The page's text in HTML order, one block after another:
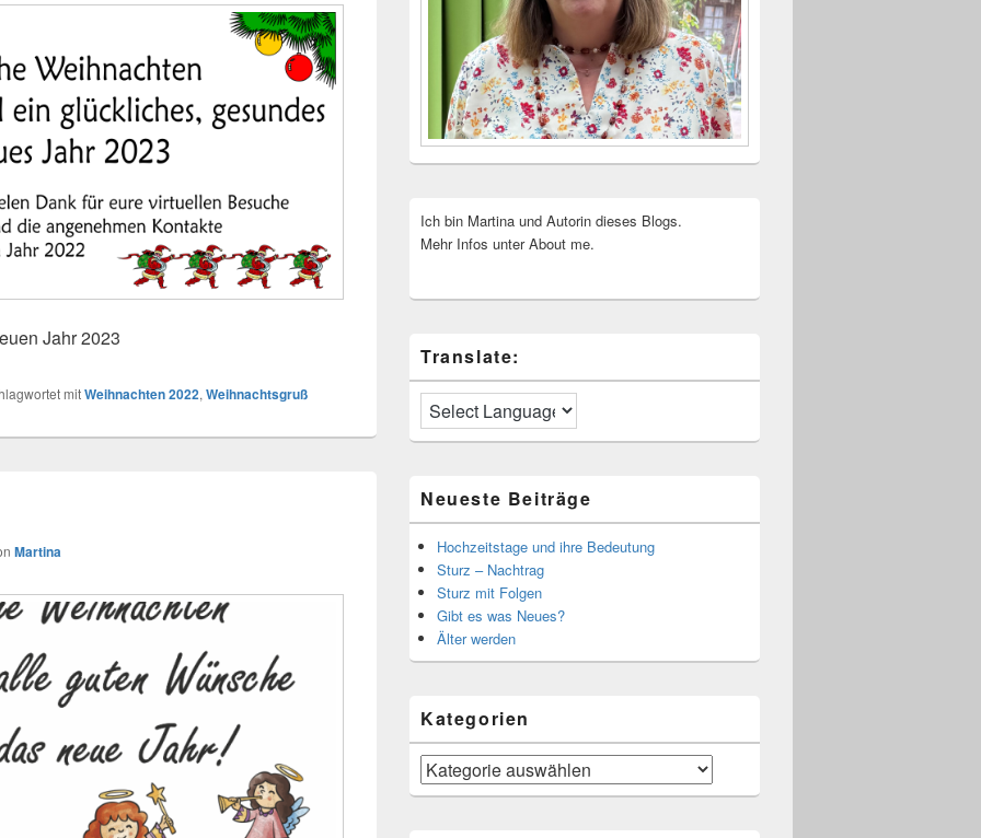
Jahr 2023
mitWeihnachten 2022, Weihnachtsgruß
Martina
Ich bin Martina und Autorin dieses Blogs.
Mehr Infos unter About me.
Translate:
Neueste Beiträge
Hochzeitstage und ihre Bedeutung
Sturz – Nachtrag
Sturz mit Folgen
Gibt es was Neues?
Älter werden
Kategorien
Kategorien